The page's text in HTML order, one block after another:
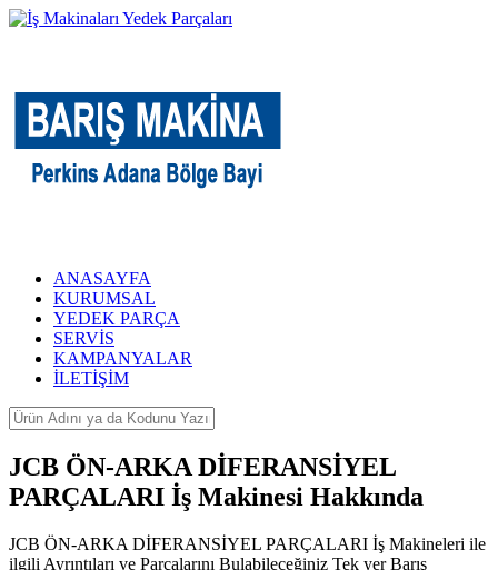
ANASAYFA
KURUMSAL
YEDEK PARÇA
SERVİS
KAMPANYALAR
İLETİŞİM
JCB ÖN-ARKA DİFERANSİYEL
PARÇALARI İş Makinesi Hakkında
JCB ÖN-ARKA DİFERANSİYEL PARÇALARI İş Makineleri ile
ilgili Ayrıntıları ve Parçalarını Bulabileceğiniz Tek yer Barış